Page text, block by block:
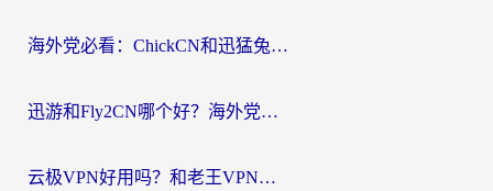
海外党必看：ChickCN和迅猛兔好用吗？3招教你选对回国加速器
迅游和Fly2CN哪个好？海外党回国加速器真实测评与选择心法
云极VPN好用吗？和老王VPN对比哪个回国效果更好？海外党必看的真实体验指南